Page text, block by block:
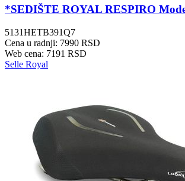
*SEDIŠTE ROYAL RESPIRO
5131HETB391Q7
Cena u radnji: 7990 RSD
Web cena: 7191 RSD
Selle Royal